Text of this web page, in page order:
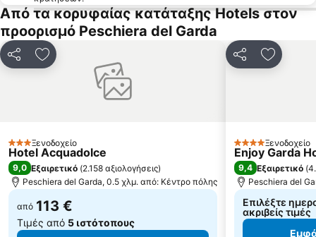
Από τα κορυφαίας κατάταξης Hotels στον
προορισμό Peschiera del Garda
ΚοινοποίησηΠροσθήκη στα αγαπημένα
3 ΑστέριαΞενοδοχείο
Hotel Acquadolce
9,0 Εξαιρετικό (2.158 αξιολογήσεις)
Peschiera del Garda, 0.5 χλμ. από: Κέντρο πόλης
από 113 €
Τιμές από 5 ιστότοπους
Κοινοποίηση
4 ΑστέριαΞενοδοχείο
Enjoy Garda
9,4 Εξαιρετικό (
Peschiera del
Επιλέξτε
ακριβείς τιμές